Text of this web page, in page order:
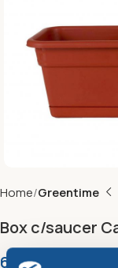
Home Greentime
Box c/saucer
6,89€